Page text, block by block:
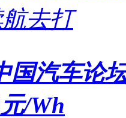
去打
国汽车论
/Wh